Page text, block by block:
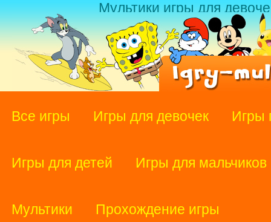
Мультики игры для
Все игры Игры для девочек Игры
Игры для детей Игры для мальчиков
Мультики Прохождение игры